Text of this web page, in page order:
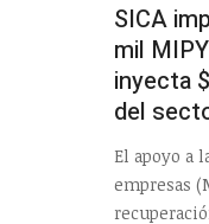
SICA
mil
inyecta
del
El apoyo a
empresas